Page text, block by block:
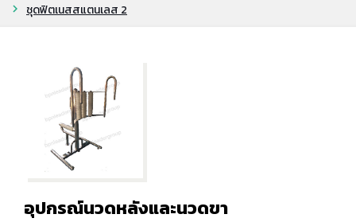
chevron_right ชุดฟิตเนสสแตนเลส 2
อุปกรณ์นวดหลังและนวดขา